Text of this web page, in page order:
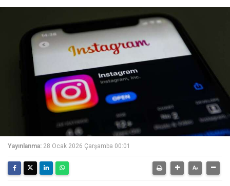
Yayınlanma: 28 Ocak 2026 Çarşamba 00:01